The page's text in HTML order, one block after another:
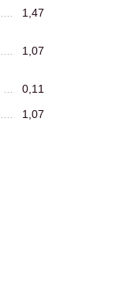
1,47
1,07
0,11
1,07